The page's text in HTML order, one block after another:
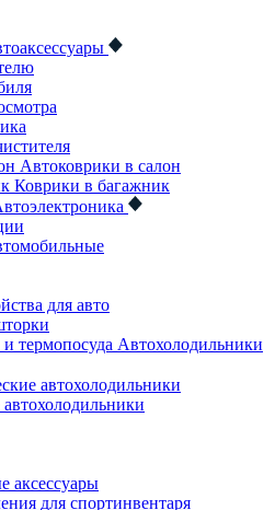
Автоковрики в салон
Коврики в багажник
для авто
Автохолодильники
автохолодильники
аксессуары